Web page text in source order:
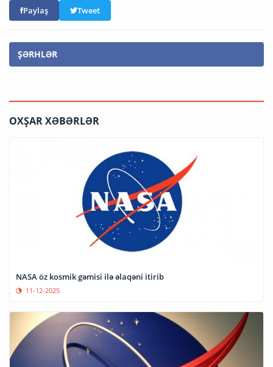
Paylaş Tweet
ŞƏRHLƏR
OXŞAR XƏBƏRLƏR
NASA öz kosmik gəmisi ilə əlaqəni itirib
11-12-2025